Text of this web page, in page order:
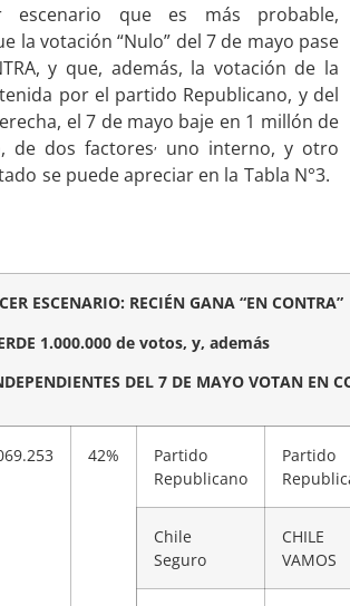
escenario que es más probable,
la votación “Nulo” del 7 de mayo pase
y que, además, la votación de la
por el partido Republicano, y del
el 7 de mayo baje en 1 millón de
de dos factores, uno interno, y otro
se puede apreciar en la Tabla N°3.
ESCENARIO: RECIÉN GANA “EN CONTRA”
1.000.000 de votos, y, además
DEL 7 DE MAYO VOTAN EN
42%
Partido
Republicano
Partido
Chile
Seguro
CHILE
VAMOS